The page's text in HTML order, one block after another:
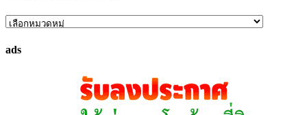
ค้นหา
ที่
ads